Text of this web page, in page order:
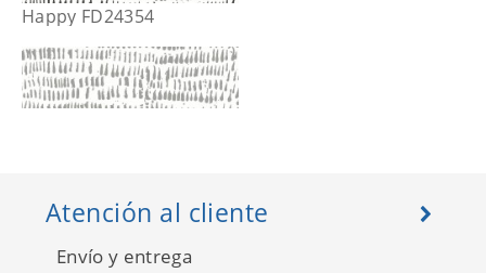
Happy FD24354
Atención al cliente
Envío y entrega